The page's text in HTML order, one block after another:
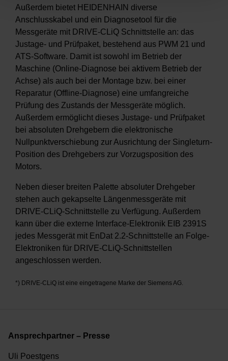
Außerdem bietet HEIDENHAIN diverse
Anschlusskabel und ein Diagnosetool für die
Messgeräte mit DRIVE-CLiQ Schnittstelle an: das
Justage- und Prüfpaket, bestehend aus PWM 21 und
ATS-Software. Damit ist sowohl im Betrieb der
Maschine (Online-Diagnose bei aktivem Betrieb der
Achse) als auch bei der Montage bzw. bei einer
Reparatur (Offline-Diagnose) eine umfangreiche
Prüfung des Zustands der Messgeräte möglich.
Außerdem ermöglicht dieses Justage- und Prüfpaket
bei absoluten Drehgebern die elektronische
Nullpunktverschiebung zur Ausrichtung der Singleturn-
Position des Drehgebers zur Vorzugsposition des
Motors.
Neben dieser breiten Palette absoluter Drehgeber
stehen auch gekapselte Längenmessgeräte mit
DRIVE-CLiQ-Schnittstelle zu Verfügung. Außerdem
kann über die externe Interface-Elektronik EIB 2391S
jedes Messgerät mit EnDat 2.2-Schnittstelle an Folge-
Elektroniken für DRIVE-CLiQ-Schnittstellen
angeschlossen werden.
*) DRIVE-CLiQ ist eine eingetragene Marke der Siemens AG.
Ansprechpartner – Presse
Uli Poestgens